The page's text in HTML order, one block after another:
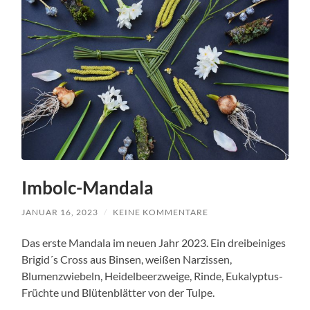
Imbolc-Mandala
JANUAR 16, 2023 / KEINE KOMMENTARE
Das erste Mandala im neuen Jahr 2023. Ein dreibeiniges
Brigid´s Cross aus Binsen, weißen Narzissen,
Blumenzwiebeln, Heidelbeerzweige, Rinde, Eukalyptus-
Früchte und Blütenblätter von der Tulpe.